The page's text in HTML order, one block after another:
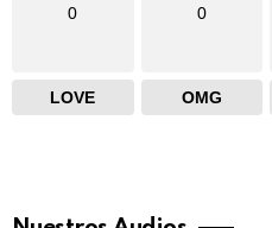
0
LOVE
0
OMG